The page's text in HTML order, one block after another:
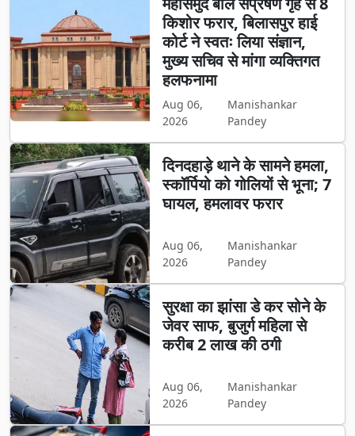
किशोर फरार, बिलासपुर हाई
कोर्ट ने स्वतः लिया संज्ञान,
मुख्य सचिव से मांगा व्यक्तिगत
हलफनामा
Aug 06,
2026
Manishankar
Pandey
दिनदहाड़े थाने के सामने हमला,
स्कॉर्पियो को गोलियों से भूना; 7
घायल, हमलावर फरार
Aug 06,
2026
Manishankar
Pandey
सुरक्षा का झांसा डे कर सोने के
जेवर साफ, बुजुर्ग महिला से
करीब 2 लाख की ठगी
Aug 06,
2026
Manishankar
Pandey